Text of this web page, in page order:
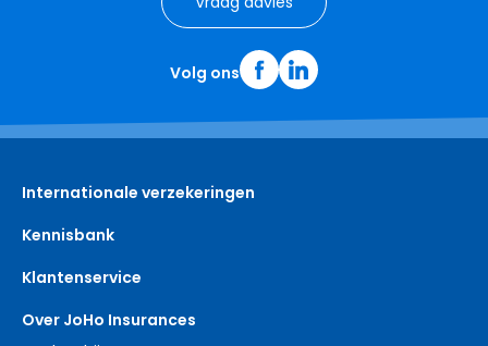
Volg ons
Internationale verzekeringen
Kennisbank
Klantenservice
Over JoHo Insurances